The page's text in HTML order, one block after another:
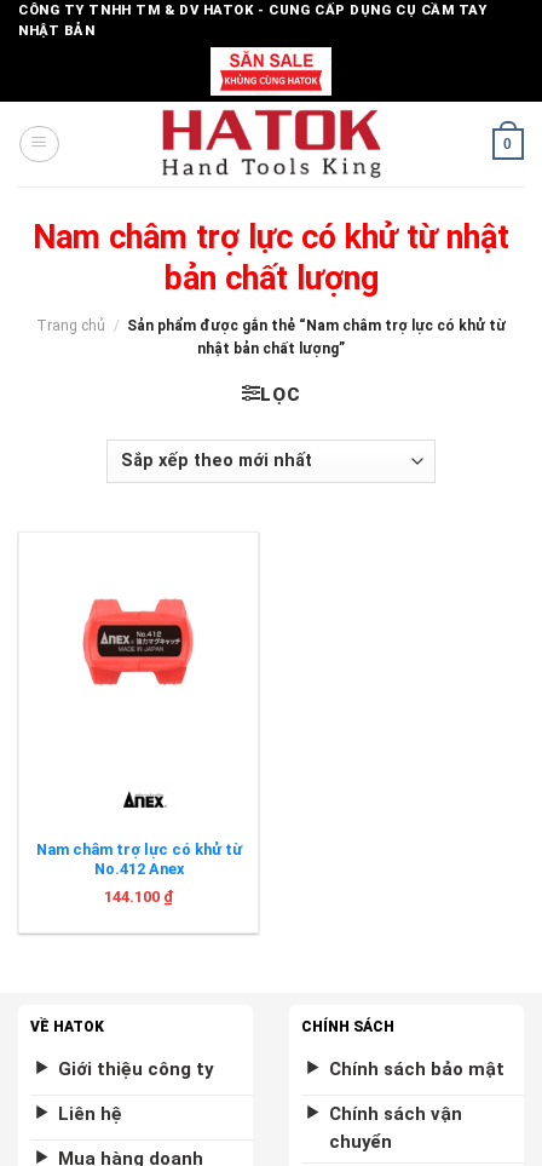
SkipCÔNG TY TNHH TM & DV HATOK - CUNG CẤP DỤNG CỤ CẦM TAY
NHẬT BẢN
0
Nam châm trợ lực có khử từ nhật
bản chất lượng
Trang chủ / Sản phẩm được gắn thẻ “Nam châm trợ lực có khử từ
nhật bản chất lượng”
LỌC
Nam châm trợ lực có khử từ
No.412 Anex
144.100 ₫
VỀ HATOK
Giới thiệu công ty
Liên hệ
Mua hàng doanh
CHÍNH SÁCH
Chính sách bảo mật
Chính sách vận
chuyển